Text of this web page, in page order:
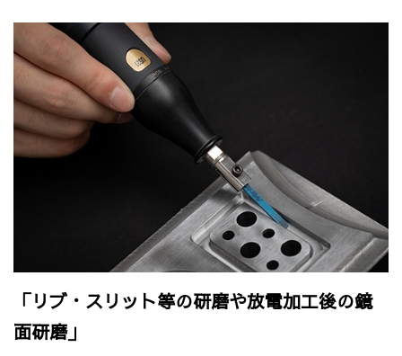
「リブ・スリット等の研磨や放電加工後の鏡
面研磨」